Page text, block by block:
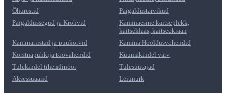
Õhurestid
Paigaldustarvikud
Paigaldussegud ja Krohvid
Kaminaesine kaitseplekk,
kaitseklaas, kaitseekraan
Kaminariistad ja puukorvid
Kamina Hooldusvahendid
Korstnapühkija töövahendid
Kuumakindel värv
Tulekindel tihendinöör
Tulesüütajad
Aksessuaarid
Leiunurk